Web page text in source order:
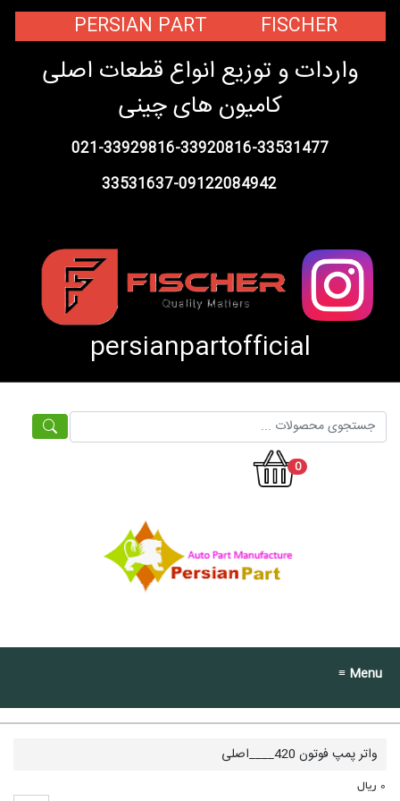
PERSIAN PART FISCHER
واردات و توزیع انواع قطعات اصلی
کامیون های چینی
021-33929816-33920816-33531477
33531637-09122084942
persianpartofficial
0
≡ Menu
واتر پمپ فوتون 420____اصلی
0 ریال